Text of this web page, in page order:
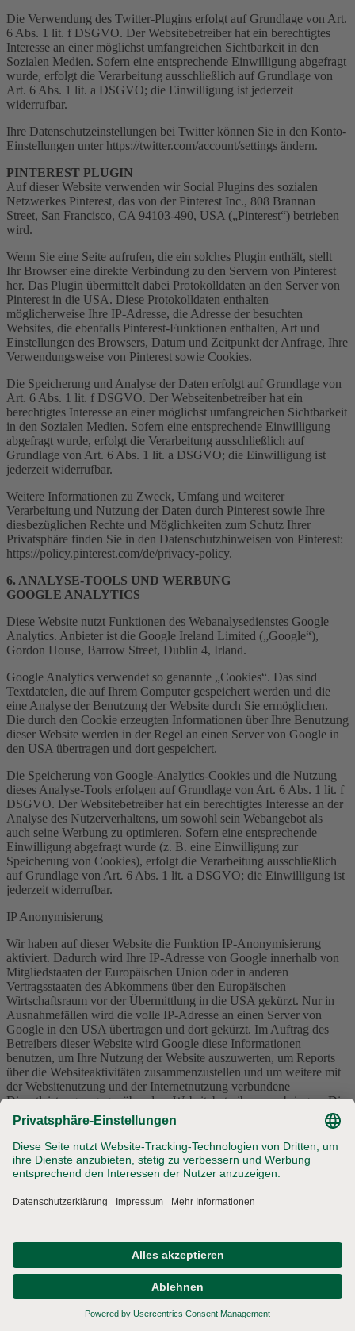
Die Verwendung des Twitter-Plugins erfolgt auf Grundlage von Art.
6 Abs. 1 lit. f DSGVO. Der Websitebetreiber hat ein berechtigtes
Interesse an einer möglichst umfangreichen Sichtbarkeit in den
Sozialen Medien. Sofern eine entsprechende Einwilligung abgefragt
wurde, erfolgt die Verarbeitung ausschließlich auf Grundlage von
Art. 6 Abs. 1 lit. a DSGVO; die Einwilligung ist jederzeit
widerrufbar.
Ihre Datenschutzeinstellungen bei Twitter können Sie in den Konto-
Einstellungen unter https://twitter.com/account/settings ändern.
PINTEREST PLUGIN
Auf dieser Website verwenden wir Social Plugins des sozialen
Netzwerkes Pinterest, das von der Pinterest Inc., 808 Brannan
Street, San Francisco, CA 94103-490, USA („Pinterest“) betrieben
wird.
Wenn Sie eine Seite aufrufen, die ein solches Plugin enthält, stellt
Ihr Browser eine direkte Verbindung zu den Servern von Pinterest
her. Das Plugin übermittelt dabei Protokolldaten an den Server von
Pinterest in die USA. Diese Protokolldaten enthalten
möglicherweise Ihre IP-Adresse, die Adresse der besuchten
Websites, die ebenfalls Pinterest-Funktionen enthalten, Art und
Einstellungen des Browsers, Datum und Zeitpunkt der Anfrage, Ihre
Verwendungsweise von Pinterest sowie Cookies.
Die Speicherung und Analyse der Daten erfolgt auf Grundlage von
Art. 6 Abs. 1 lit. f DSGVO. Der Webseitenbetreiber hat ein
berechtigtes Interesse an einer möglichst umfangreichen Sichtbarkeit
in den Sozialen Medien. Sofern eine entsprechende Einwilligung
abgefragt wurde, erfolgt die Verarbeitung ausschließlich auf
Grundlage von Art. 6 Abs. 1 lit. a DSGVO; die Einwilligung ist
jederzeit widerrufbar.
Weitere Informationen zu Zweck, Umfang und weiterer
Verarbeitung und Nutzung der Daten durch Pinterest sowie Ihre
diesbezüglichen Rechte und Möglichkeiten zum Schutz Ihrer
Privatsphäre finden Sie in den Datenschutzhinweisen von Pinterest:
https://policy.pinterest.com/de/privacy-policy.
6. ANALYSE-TOOLS UND WERBUNG
GOOGLE ANALYTICS
Diese Website nutzt Funktionen des Webanalysedienstes Google
Analytics. Anbieter ist die Google Ireland Limited („Google“),
Gordon House, Barrow Street, Dublin 4, Irland.
Google Analytics verwendet so genannte „Cookies“. Das sind
Textdateien, die auf Ihrem Computer gespeichert werden und die
eine Analyse der Benutzung der Website durch Sie ermöglichen.
Die durch den Cookie erzeugten Informationen über Ihre Benutzung
dieser Website werden in der Regel an einen Server von Google in
den USA übertragen und dort gespeichert.
Die Speicherung von Google-Analytics-Cookies und die Nutzung
dieses Analyse-Tools erfolgen auf Grundlage von Art. 6 Abs. 1 lit. f
DSGVO. Der Websitebetreiber hat ein berechtigtes Interesse an der
Analyse des Nutzerverhaltens, um sowohl sein Webangebot als
auch seine Werbung zu optimieren. Sofern eine entsprechende
Einwilligung abgefragt wurde (z. B. eine Einwilligung zur
Speicherung von Cookies), erfolgt die Verarbeitung ausschließlich
auf Grundlage von Art. 6 Abs. 1 lit. a DSGVO; die Einwilligung ist
jederzeit widerrufbar.
IP Anonymisierung
Wir haben auf dieser Website die Funktion IP-Anonymisierung
aktiviert. Dadurch wird Ihre IP-Adresse von Google innerhalb von
Mitgliedstaaten der Europäischen Union oder in anderen
Vertragsstaaten des Abkommens über den Europäischen
Wirtschaftsraum vor der Übermittlung in die USA gekürzt. Nur in
Ausnahmefällen wird die volle IP-Adresse an einen Server von
Google in den USA übertragen und dort gekürzt. Im Auftrag des
Betreibers dieser Website wird Google diese Informationen
benutzen, um Ihre Nutzung der Website auszuwerten, um Reports
über die Websiteaktivitäten zusammenzustellen und um weitere mit
der Websitenutzung und der Internetnutzung verbundene
Dienstleistungen gegenüber dem Websitebetreiber zu erbringen. Die
im Rahmen von Google Analytics von Ihrem Browser übermittelte
IP-Adresse wird nicht mit anderen Daten von Google
zusammengeführt.
Browser Plugin
Sie können die Speicherung der Cookies durch eine entsprechende
sämtliche Funktionen dieser Website vollumfänglich werden nutzen
können. Sie können darüber hinaus die Erfassung der durch den
Cookie erzeugten und auf Ihre Nutzung der Website bezogenen
Daten (inkl. Ihrer IP-Adresse) an Google sowie die Verarbeitung
dieser Daten durch Google verhindern, indem Sie das unter dem
folgenden Link verfügbare Browser-Plugin herunterladen und